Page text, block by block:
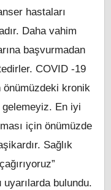
hastaları
Daha vahim
başvurmadan
COVID -19
önümüzdeki kronik
gelemeyiz. En iyi
için önümüzde
Sağlık
bulundu.